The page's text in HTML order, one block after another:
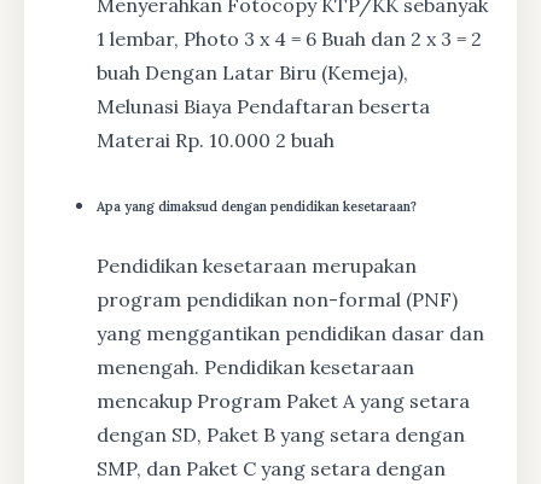
Menyerahkan Fotocopy KTP/KK sebanyak
1 lembar, Photo 3 x 4 = 6 Buah dan 2 x 3 = 2
buah Dengan Latar Biru (Kemeja),
Melunasi Biaya Pendaftaran beserta
Materai Rp. 10.000 2 buah
Apa yang dimaksud dengan pendidikan kesetaraan?
Pendidikan kesetaraan merupakan
program pendidikan non-formal (PNF)
yang menggantikan pendidikan dasar dan
menengah. Pendidikan kesetaraan
mencakup Program Paket A yang setara
dengan SD, Paket B yang setara dengan
SMP, dan Paket C yang setara dengan